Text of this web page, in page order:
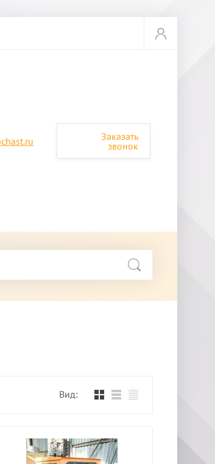
Заказать
звонок
Вид: